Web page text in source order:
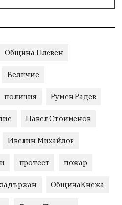
Община Плевен
Величие
полиция Румен Радев
Павел Стоименов
Ивелин Михайлов
протест пожар
задържан ОбщинаКнежа